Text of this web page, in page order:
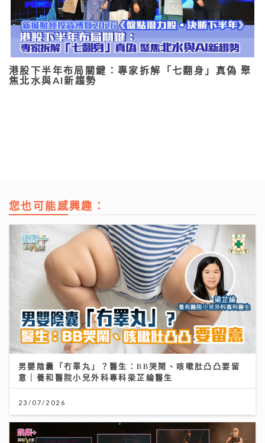
港股下半年布局關鍵：專家拆解「七翻身」真偽 聚
焦北水與AI新趨勢
您也可能感興趣：
男嬰陰囊「冇睪丸」？醫生：BB哭鬧、咳嗽肚凸凸要留
意｜養和醫院小兒外科專科梁芷綸醫生
23/07/2026